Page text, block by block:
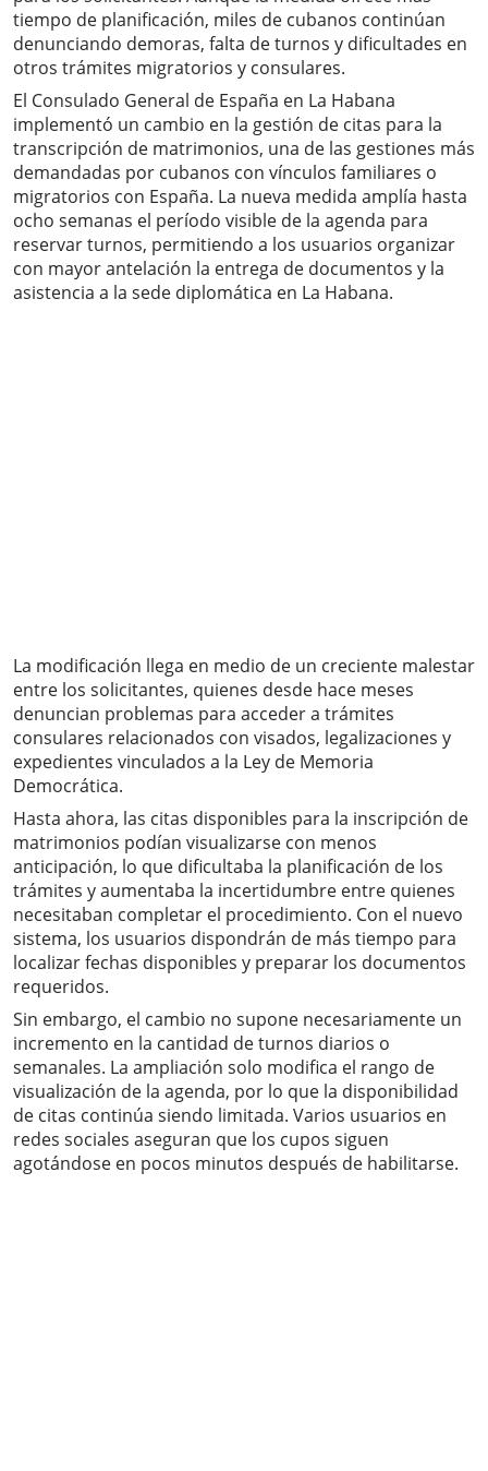
tiempo de planificación, miles de cubanos continúan
denunciando demoras, falta de turnos y dificultades en
otros trámites migratorios y consulares.
El Consulado General de España en La Habana
implementó un cambio en la gestión de citas para la
transcripción de matrimonios, una de las gestiones más
demandadas por cubanos con vínculos familiares o
migratorios con España. La nueva medida amplía hasta
ocho semanas el período visible de la agenda para
reservar turnos, permitiendo a los usuarios organizar
con mayor antelación la entrega de documentos y la
asistencia a la sede diplomática en La Habana.
La modificación llega en medio de un creciente malestar
entre los solicitantes, quienes desde hace meses
denuncian problemas para acceder a trámites
consulares relacionados con visados, legalizaciones y
expedientes vinculados a la Ley de Memoria
Democrática.
Hasta ahora, las citas disponibles para la inscripción de
matrimonios podían visualizarse con menos
anticipación, lo que dificultaba la planificación de los
trámites y aumentaba la incertidumbre entre quienes
necesitaban completar el procedimiento. Con el nuevo
sistema, los usuarios dispondrán de más tiempo para
localizar fechas disponibles y preparar los documentos
requeridos.
Sin embargo, el cambio no supone necesariamente un
incremento en la cantidad de turnos diarios o
semanales. La ampliación solo modifica el rango de
visualización de la agenda, por lo que la disponibilidad
de citas continúa siendo limitada. Varios usuarios en
redes sociales aseguran que los cupos siguen
agotándose en pocos minutos después de habilitarse.